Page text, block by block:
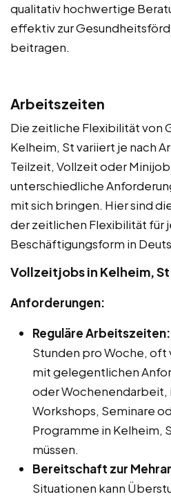
qualitativ hochwertige
effektiv zur
beitragen.
Arbeitszeiten
Die zeitliche Flexibilität von
Kelheim, St variiert je nach
Teilzeit, Vollzeit oder Minijob
unterschiedliche
mit sich bringen. Hier sind
der zeitlichen Flexibilität für
Beschäftigungsform in
Vollzeitjobs in Kelheim, St
Anforderungen:
Reguläre Arbeitszeiten:
Stunden pro Woche, oft
mit gelegentlichen
oder Wochenendarbeit,
Workshops, Seminare
Programme in Kelheim,
müssen.
Bereitschaft zur
Situationen kann